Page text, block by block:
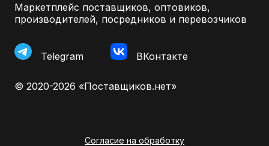
Маркетплейс поставщиков, оптовиков,
производителей, посредников и перевозчиков
Telegram ВКонтакте
© 2020-2026 «Поставщиков.нет»
Согласие на обработку